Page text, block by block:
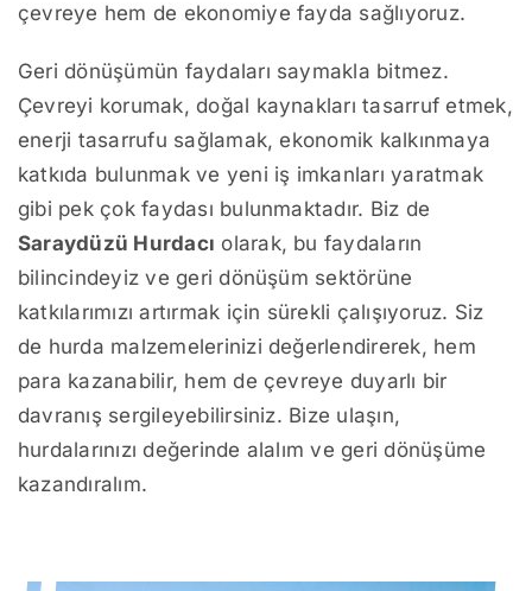
çevreye hem de ekonomiye fayda sağlıyoruz.
Geri dönüşümün faydaları saymakla bitmez.
Çevreyi korumak, doğal kaynakları tasarruf etmek,
enerji tasarrufu sağlamak, ekonomik kalkınmaya
katkıda bulunmak ve yeni iş imkanları yaratmak
gibi pek çok faydası bulunmaktadır. Biz de
Saraydüzü Hurdacı olarak, bu faydaların
bilincindeyiz ve geri dönüşüm sektörüne
katkılarımızı artırmak için sürekli çalışıyoruz. Siz
de hurda malzemelerinizi değerlendirerek, hem
para kazanabilir, hem de çevreye duyarlı bir
davranış sergileyebilirsiniz. Bize ulaşın,
hurdalarınızı değerinde alalım ve geri dönüşüme
kazandıralım.